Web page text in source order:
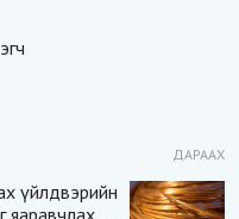
ДАРААХ
үйлдвэрийн